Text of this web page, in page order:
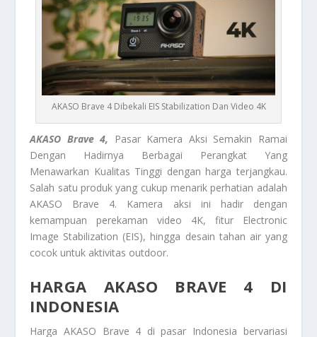
AKASO Brave 4 Dibekali EIS Stabilization Dan Video 4K
AKASO Brave 4,
Pasar Kamera Aksi Semakin Ramai
Dengan Hadirnya Berbagai Perangkat Yang
Menawarkan Kualitas Tinggi dengan harga terjangkau.
Salah satu produk yang cukup menarik perhatian adalah
AKASO Brave 4. Kamera aksi ini hadir dengan
kemampuan perekaman video 4K, fitur Electronic
Image Stabilization (EIS), hingga desain tahan air yang
cocok untuk aktivitas outdoor.
HARGA AKASO BRAVE 4 DI
INDONESIA
Harga AKASO Brave 4 di pasar Indonesia bervariasi